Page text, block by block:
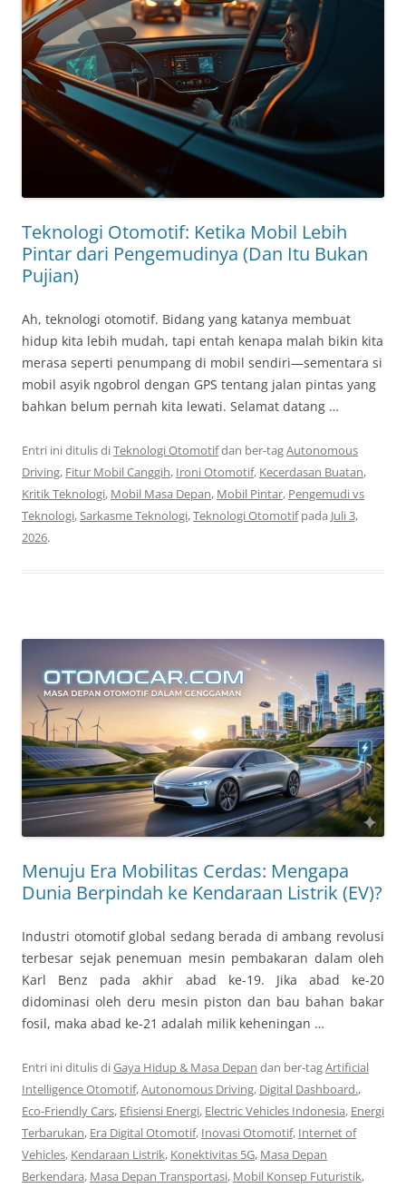
Teknologi Otomotif: Ketika Mobil Lebih
Pintar dari Pengemudinya (Dan Itu Bukan
Pujian)
Ah, teknologi otomotif. Bidang yang katanya membuat
hidup kita lebih mudah, tapi entah kenapa malah bikin kita
merasa seperti penumpang di mobil sendiri—sementara si
mobil asyik ngobrol dengan GPS tentang jalan pintas yang
bahkan belum pernah kita lewati. Selamat datang …
Entri ini ditulis diTeknologi Otomotifdan ber-tagAutonomous
Driving, Fitur Mobil Canggih, Ironi Otomotif, Kecerdasan Buatan,
Kritik Teknologi, Mobil Masa Depan, Mobil Pintar, Pengemudi vs
Teknologi,Sarkasme Teknologi,Teknologi Otomotifpada Juli 3,
2026.
Menuju Era Mobilitas Cerdas: Mengapa
Dunia Berpindah ke Kendaraan Listrik (EV)?
Industri otomotif global sedang berada di ambang revolusi
terbesar sejak penemuan mesin pembakaran dalam oleh
Karl Benz pada akhir abad ke-19. Jika abad ke-20
didominasi oleh deru mesin piston dan bau bahan bakar
fosil, maka abad ke-21 adalah milik keheningan …
Entri ini ditulis diGaya Hidup & Masa Depan dan ber-tagArtificial
Intelligence Otomotif,Autonomous Driving, Digital Dashboard.,
Eco-Friendly Cars, Efisiensi Energi, Electric Vehicles Indonesia, Energi
Terbarukan, Era Digital Otomotif, Inovasi Otomotif, Internet of
Vehicles, Kendaraan Listrik, Konektivitas 5G, Masa Depan
Berkendara, Masa Depan Transportasi, Mobil Konsep Futuristik,